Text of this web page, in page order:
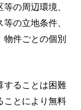
の周辺環境、
の立地条件、
物件ごとの個別
することは困難
ことにより無料